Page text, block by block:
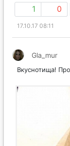
1 0
17.10.17 08:11
Gla_mur
Вкуснотища!